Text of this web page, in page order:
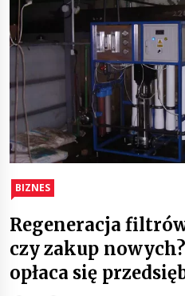
BIZNES
Regeneracja
czy zakup
opłaca się